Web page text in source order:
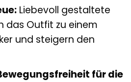
Liebevoll gestaltete
das Outfit zu einem
und steigern den
für die